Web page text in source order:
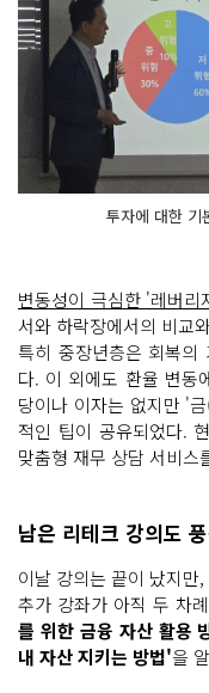
투자에 대한 기
변동성이 극심한 '레버
서와 하락장에서의 비교
특히 중장년층은 회복의
다. 이 외에도 환율 변동
당이나 이자는 없지만 '
적인 팁이 공유되었다.
맞춤형 재무 상담 서비스
남은 리테크 강의도
이날 강의는 끝이 났지만
추가 강좌가 아직 두 차
를 위한 금융 자산 활용
내 자산 지키는 방법'을